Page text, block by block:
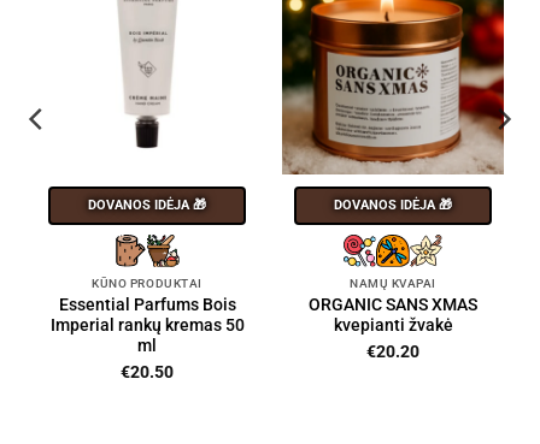
DOVANOS IDĖJA 🎁
KŪNO PRODUKTAI
Essential Parfums Bois
Imperial rankų kremas 50
ml
€20.50
DOVANOS IDĖJA 🎁
NAMŲ KVAPAI
ORGANIC SANS XMAS
kvepianti žvakė
€20.20